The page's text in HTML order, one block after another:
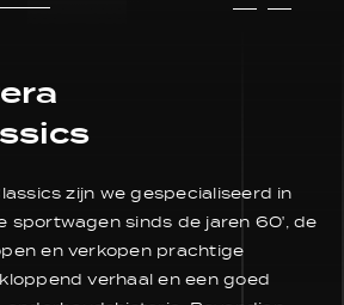
zijn we gespecialiseerd in
sportwagen sinds de jaren 60', de
en verkopen prachtige
verhaal en een goed